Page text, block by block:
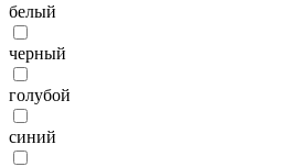
белый
черный
голубой
синий